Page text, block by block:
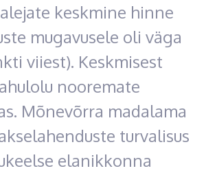
keskmine hinne
mugavusele oli väga
viiest). Keskmisest
nooremate
Mõnevõrra madalama
turvalisus
elanikkonna